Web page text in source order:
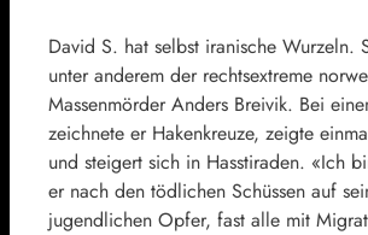
David S. hat selbst iranische Wurzeln.
unter anderem der rechtsextreme
Massenmörder Anders Breivik. Bei
zeichnete er Hakenkreuze, zeigte
und steigert sich in Hasstiraden. «Ich
er nach den tödlichen Schüssen auf
jugendlichen Opfer, fast alle mit